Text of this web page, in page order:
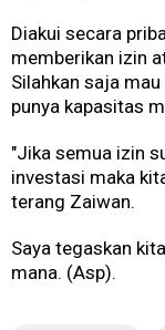
Diakui secara
memberikan izin
Silahkan saja
punya kapasitas
"Jika semua izin
investasi maka
terang Zaiwan.
Saya tegaskan
mana. (Asp).